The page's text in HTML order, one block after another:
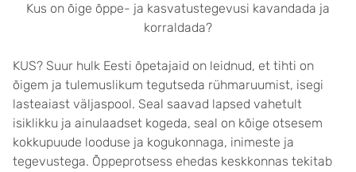
Kus on õige õppe- ja kasvatustegevusi kavandada ja
korraldada?
KUS? Suur hulk Eesti õpetajaid on leidnud, et tihti on
õigem ja tulemuslikum tegutseda rühmaruumist, isegi
lasteaiast väljaspool. Seal saavad lapsed vahetult
isiklikku ja ainulaadset kogeda, seal on kõige otsesem
kokkupuude looduse ja kogukonnaga, inimeste ja
tegevustega. Õppeprotsess ehedas keskkonnas tekitab